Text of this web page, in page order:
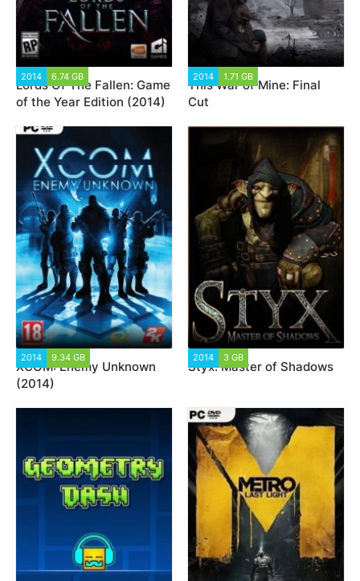
2014 6.74 GB
Lords Of The Fallen: Game
of the Year Edition (2014)
2014 1.71 GB
This War of Mine: Final
Cut
2014 9.34 GB
XCOM: Enemy Unknown
(2014)
2014 3 GB
Styx: Master of Shadows